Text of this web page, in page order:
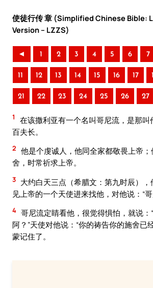
使徒行传 章 (Simplified Chinese Bible:
Version – LZZS)
◄ 1 2 3 4 5 6 7
11 12 13 14 15 16 17
21 22 23 24 25 26 27
1
在该撒利亚有一个名叫哥尼流，是那叫
百夫长。
2 他是个虔诚人，他同全家都敬畏上帝
舍，时常祈求上帝。
3 大约白天三点（希腊文：第九时辰）
见上帝的一个天使进来找他，对他说：“
4 哥尼流定睛看他，很觉得惧怕，就说：
阿？”天使对他说：“你的祷告你的施舍已
蒙记住了。